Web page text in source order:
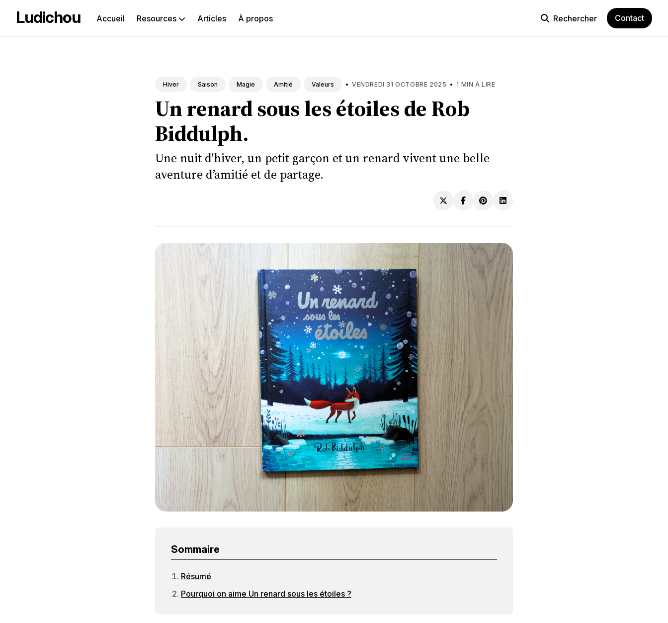
Ludichou Accueil Resources Articles À propos Rechercher Contact
le
Hiver Saison Magie Amitié Valeurs • VENDREDI 31 OCTOBRE 2025 • 1 MIN À LIRE
Un renard sous les étoiles de Rob
Biddulph.
Une nuit d'hiver, un petit garçon et un renard vivent une belle
aventure d’amitié et de partage.
Sommaire
Résumé
Pourquoi on aime Un renard sous les étoiles ?